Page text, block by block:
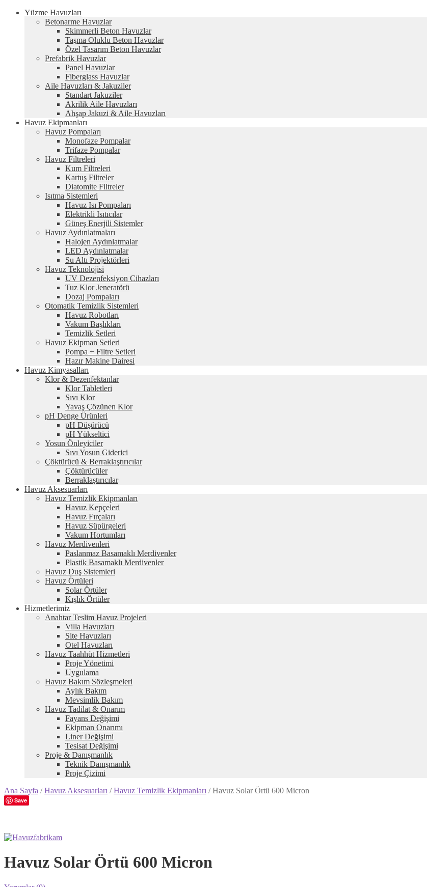
Yüzme Havuzları
Betonarme Havuzlar
Skimmerli Beton Havuzlar
Taşma Oluklu Beton Havuzlar
Özel Tasarım Beton Havuzlar
Prefabrik Havuzlar
Panel Havuzlar
Fiberglass Havuzlar
Aile Havuzları & Jakuziler
Standart Jakuziler
Akrilik Aile Havuzları
Ahşap Jakuzi & Aile Havuzları
Havuz Ekipmanları
Havuz Pompaları
Monofaze Pompalar
Trifaze Pompalar
Havuz Filtreleri
Kum Filtreleri
Kartuş Filtreler
Diatomite Filtreler
Isıtma Sistemleri
Havuz Isı Pompaları
Elektrikli Isıtıcılar
Güneş Enerjili Sistemler
Havuz Aydınlatmaları
Halojen Aydınlatmalar
LED Aydınlatmalar
Su Altı Projektörleri
Havuz Teknolojisi
UV Dezenfeksiyon Cihazları
Tuz Klor Jeneratörü
Dozaj Pompaları
Otomatik Temizlik Sistemleri
Havuz Robotları
Vakum Başlıkları
Temizlik Setleri
Havuz Ekipman Setleri
Pompa + Filtre Setleri
Hazır Makine Dairesi
Havuz Kimyasalları
Klor & Dezenfektanlar
Klor Tabletleri
Sıvı Klor
Yavaş Çözünen Klor
pH Denge Ürünleri
pH Düşürücü
pH Yükseltici
Yosun Önleyiciler
Sıvı Yosun Giderici
Çöktürücü & Berraklaştırıcılar
Çöktürücüler
Berraklaştırıcılar
Havuz Aksesuarları
Havuz Temizlik Ekipmanları
Havuz Kepçeleri
Havuz Fırçaları
Havuz Süpürgeleri
Vakum Hortumları
Havuz Merdivenleri
Paslanmaz Basamaklı Merdivenler
Plastik Basamaklı Merdivenler
Havuz Duş Sistemleri
Havuz Örtüleri
Solar Örtüler
Kışlık Örtüler
Hizmetlerimiz
Anahtar Teslim Havuz Projeleri
Villa Havuzları
Site Havuzları
Otel Havuzları
Havuz Taahhüt Hizmetleri
Proje Yönetimi
Uygulama
Havuz Bakım Sözleşmeleri
Aylık Bakım
Mevsimlik Bakım
Havuz Tadilat & Onarım
Fayans Değişimi
Ekipman Onarımı
Liner Değişimi
Tesisat Değişimi
Proje & Danışmanlık
Teknik Danışmanlık
Proje Çizimi
Ana Sayfa /Havuz Aksesuarları /Havuz Temizlik Ekipmanları /Havuz Solar Örtü 600 Micron
Save
Havuz Solar Örtü 600 Micron